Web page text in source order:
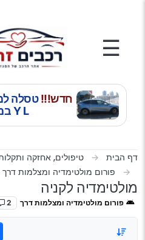
☰
חדש!!!טסלה
Y L במבחן דרכים.
דף הבית טיפולים, אחזקה
פורום מולטימדיה ומצלמות דרך
מולטימדיה לקניה
פורום מולטימדיה ומצלמות דרך 2